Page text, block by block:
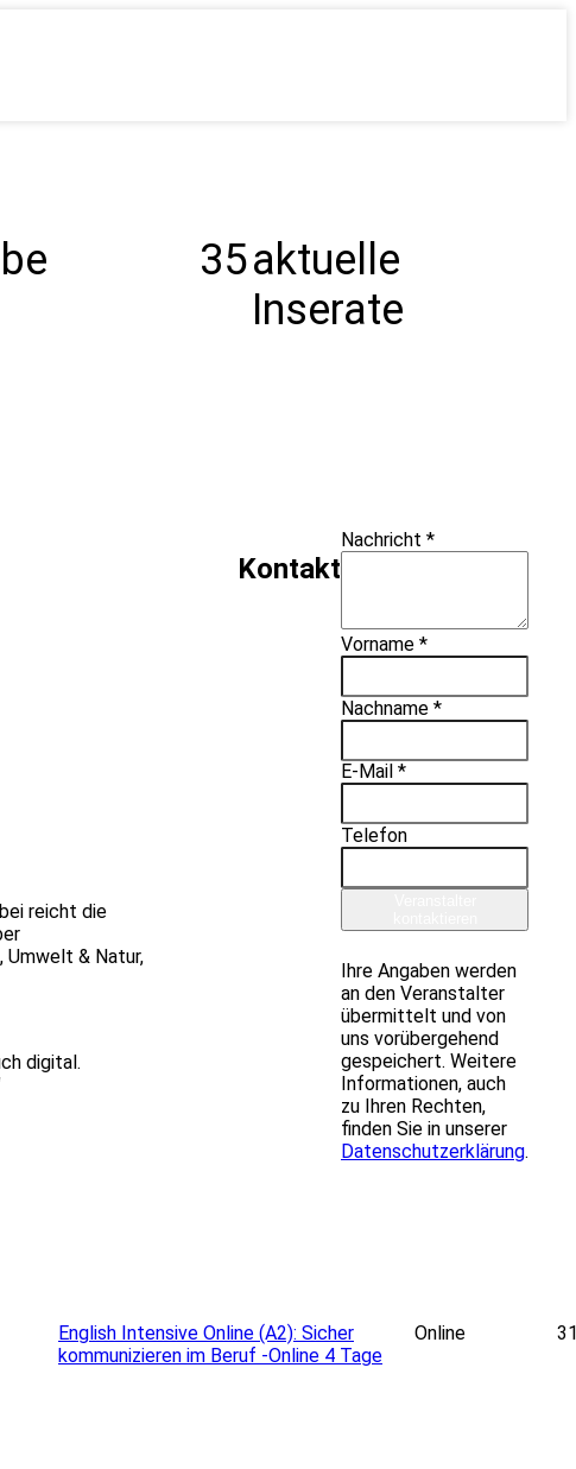
35aktuelle
Inserate
reicht die
Umwelt & Natur,
digital.
+
English Intensive Online (A2): Sicher
kommunizieren im Beruf -Online 4 Tage
Online
Kontakt
Nachricht *
Vorname *
Nachname *
E-Mail *
Telefon
Ihre Angaben werden
an den Veranstalter
übermittelt und von
uns vorübergehend
gespeichert. Weitere
Informationen, auch
zu Ihren Rechten,
finden Sie in unserer
Datenschutzerklärung.